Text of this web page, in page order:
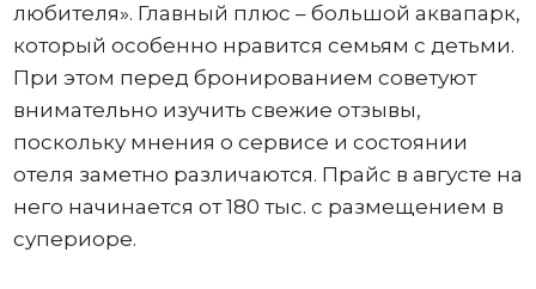
любителя». Главный плюс – большой аквапарк,
который особенно нравится семьям с детьми.
При этом перед бронированием советуют
внимательно изучить свежие отзывы,
поскольку мнения о сервисе и состоянии
отеля заметно различаются. Прайс в августе на
него начинается от 180 тыс. с размещением в
супериоре.